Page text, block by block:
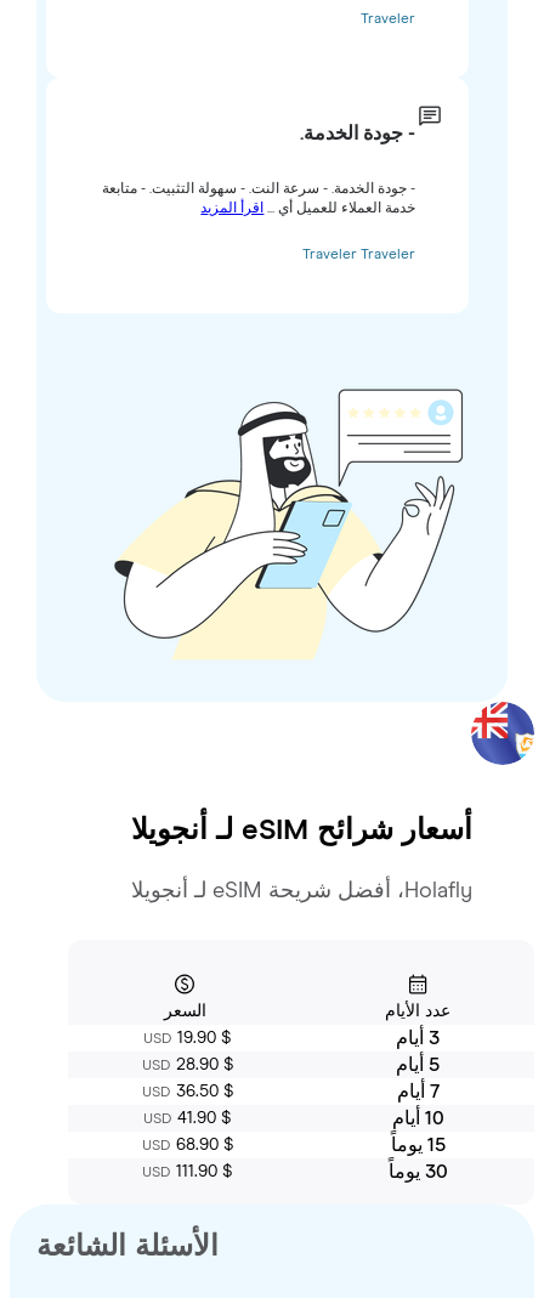
Traveler
- جودة الخدمة.
- جودة الخدمة. - سرعة النت. - سهولة التثبيت. - متابعة
خدمة العملاء للعميل أي ...اقرأ المزيد
Traveler Traveler
أسعار شرائح eSIM لـ أنجويلا
Holafly، أفضل شريحة eSIM لـ أنجويلا
عدد الأيام
USD
USD
USD
USD
USD
USD
الأسئلة الشائعة